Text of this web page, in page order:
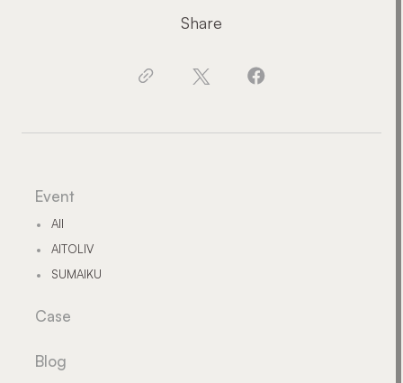
Share
Event
All
AITOLIV
SUMAIKU
Case
Blog